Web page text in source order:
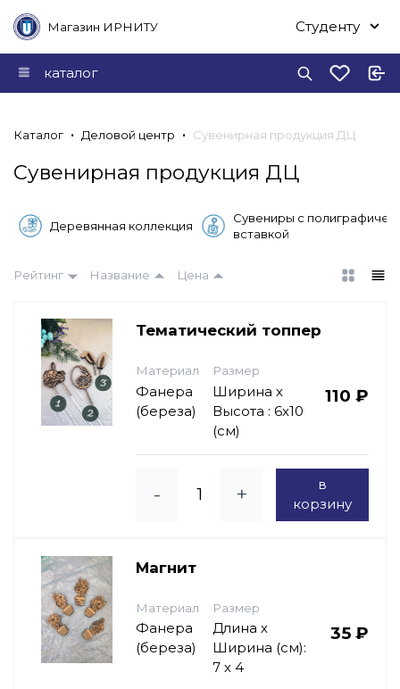
Магазин ИРНИТУ Студенту
каталог
Каталог Деловой центр Сувенирная продукция ДЦ
Сувенирная продукция ДЦ
Деревянная коллекция
Сувениры с
вставкой
Рейтинг Название Цена
Тематический топпер
Материал
Фанера
(береза)
Размер
Ширина х
Высота : 6х10
(см)
110 ₽
- +
в
корзину
Магнит
Материал
Фанера
(береза)
Размер
Длина х
Ширина (см):
7 х 4
35 ₽